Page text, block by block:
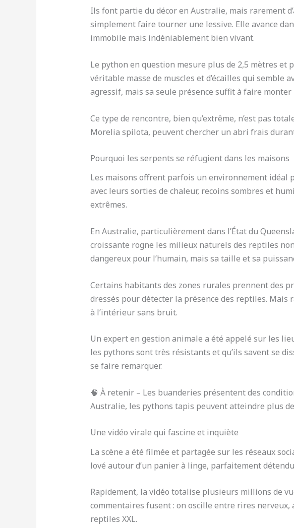
Ils font partie du décor en Australie, mais rarement
simplement faire tourner une lessive. Elle avance
immobile mais indéniablement bien vivant.
Le python en question mesure plus de 2,5 mètres
véritable masse de muscles et d’écailles qui semble
agressif, mais sa seule présence suffit à faire monter
Ce type de rencontre, bien qu’extrême, n’est pas
Morelia spilota, peuvent chercher un abri frais
Pourquoi les serpents se réfugient dans les maisons
Les maisons offrent parfois un environnement idéal
avec leurs sorties de chaleur, recoins sombres et
extrêmes.
En Australie, particulièrement dans l’État du
croissante rogne les milieux naturels des reptiles
dangereux pour l’humain, mais sa taille et sa
Certains habitants des zones rurales prennent des
dressés pour détecter la présence des reptiles. Mais
à l’intérieur sans bruit.
Un expert en gestion animale a été appelé sur les
les pythons sont très résistants et qu’ils savent se
se faire remarquer.
🧠 À retenir – Les buanderies présentent des
Australie, les pythons tapis peuvent atteindre plus
Une vidéo virale qui fascine et inquiète
La scène a été filmée et partagée sur les réseaux
lové autour d’un panier à linge, parfaitement
Rapidement, la vidéo totalise plusieurs millions de
commentaires fusent : on oscille entre rires
reptiles XXL.